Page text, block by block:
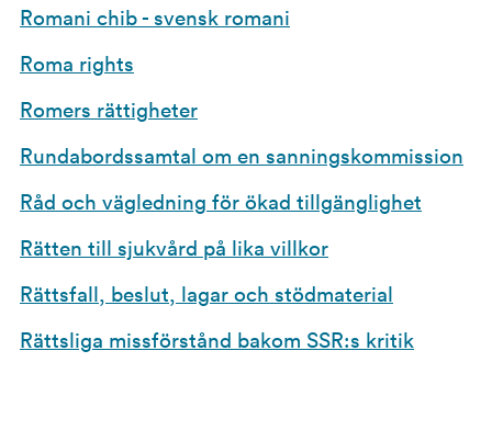
Romani chib - svensk romani
Roma rights
Romers rättigheter
Rundabordssamtal om en sanningskommission
Råd och vägledning för ökad tillgänglighet
Rätten till sjukvård på lika villkor
Rättsfall, beslut, lagar och stödmaterial
Rättsliga missförstånd bakom SSR:s kritik